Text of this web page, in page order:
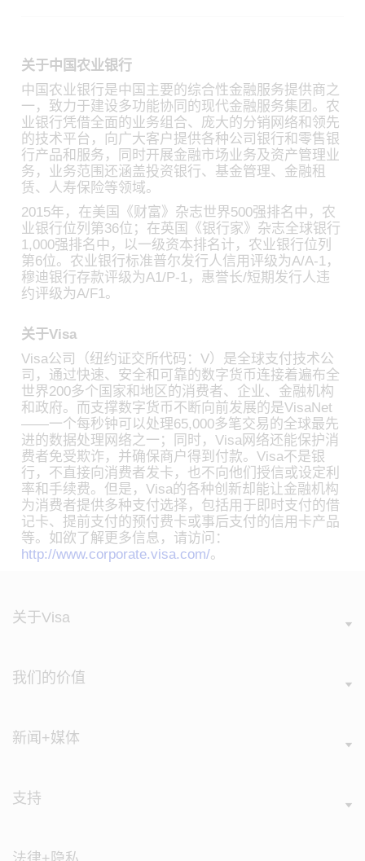
关于中国农业银行
中国农业银行是中国主要的综合性金融服务提供商之
一，致力于建设多功能协同的现代金融服务集团。农
业银行凭借全面的业务组合、庞大的分销网络和领先
的技术平台，向广大客户提供各种公司银行和零售银
行产品和服务，同时开展金融市场业务及资产管理业
务，业务范围还涵盖投资银行、基金管理、金融租
赁、人寿保险等领域。
2015年，在美国《财富》杂志世界500强排名中，农
业银行位列第36位；在英国《银行家》杂志全球银行
1,000强排名中，以一级资本排名计，农业银行位列
第6位。农业银行标准普尔发行人信用评级为A/A-1，
穆迪银行存款评级为A1/P-1，惠誉长/短期发行人违
约评级为A/F1。
关于Visa
Visa公司（纽约证交所代码：V）是全球支付技术公
司，通过快速、安全和可靠的数字货币连接着遍布全
世界200多个国家和地区的消费者、企业、金融机构
和政府。而支撑数字货币不断向前发展的是VisaNet
——一个每秒钟可以处理65,000多笔交易的全球最先
进的数据处理网络之一；同时，Visa网络还能保护消
费者免受欺诈，并确保商户得到付款。Visa不是银
行，不直接向消费者发卡，也不向他们授信或设定利
率和手续费。但是，Visa的各种创新却能让金融机构
为消费者提供多种支付选择，包括用于即时支付的借
记卡、提前支付的预付费卡或事后支付的信用卡产品
等。如欲了解更多信息，请访问：
http://www.corporate.visa.com/。
关于Visa
我们的价值
新闻+媒体
支持